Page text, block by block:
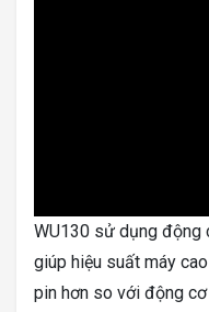
WU130 sử dụng động
giúp hiệu suất máy
pin hơn so với động